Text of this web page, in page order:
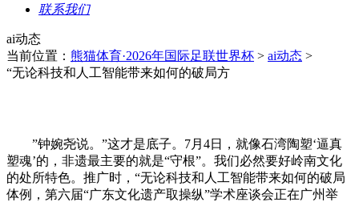
联系我们
ai动态
当前位置： 熊猫体育·2026年国际足联世界杯 > ai动态 >
“无论科技和人工智能带来如何的破局方
”钟婉尧说。”这才是底子。7月4日，就像石湾陶塑‘逼真
塑魂’的，非遗最主要的就是“守根”。我们必然要好岭南文化
的处所特色。推广时，“无论科技和人工智能带来如何的破局
体例，第六届“广东文化遗产取操纵”学术座谈会正在广州举